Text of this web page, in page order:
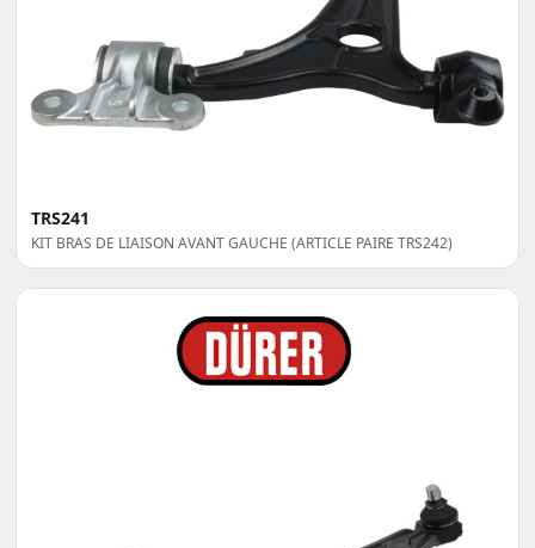
TRS241
KIT BRAS DE LIAISON AVANT GAUCHE (ARTICLE PAIRE TRS242)